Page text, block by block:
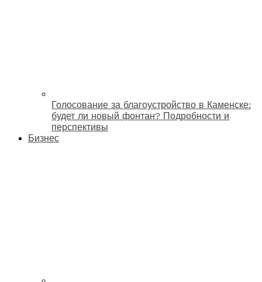
Голосование за благоустройство в Каменске:
будет ли новый фонтан? Подробности и
перспективы
Бизнес